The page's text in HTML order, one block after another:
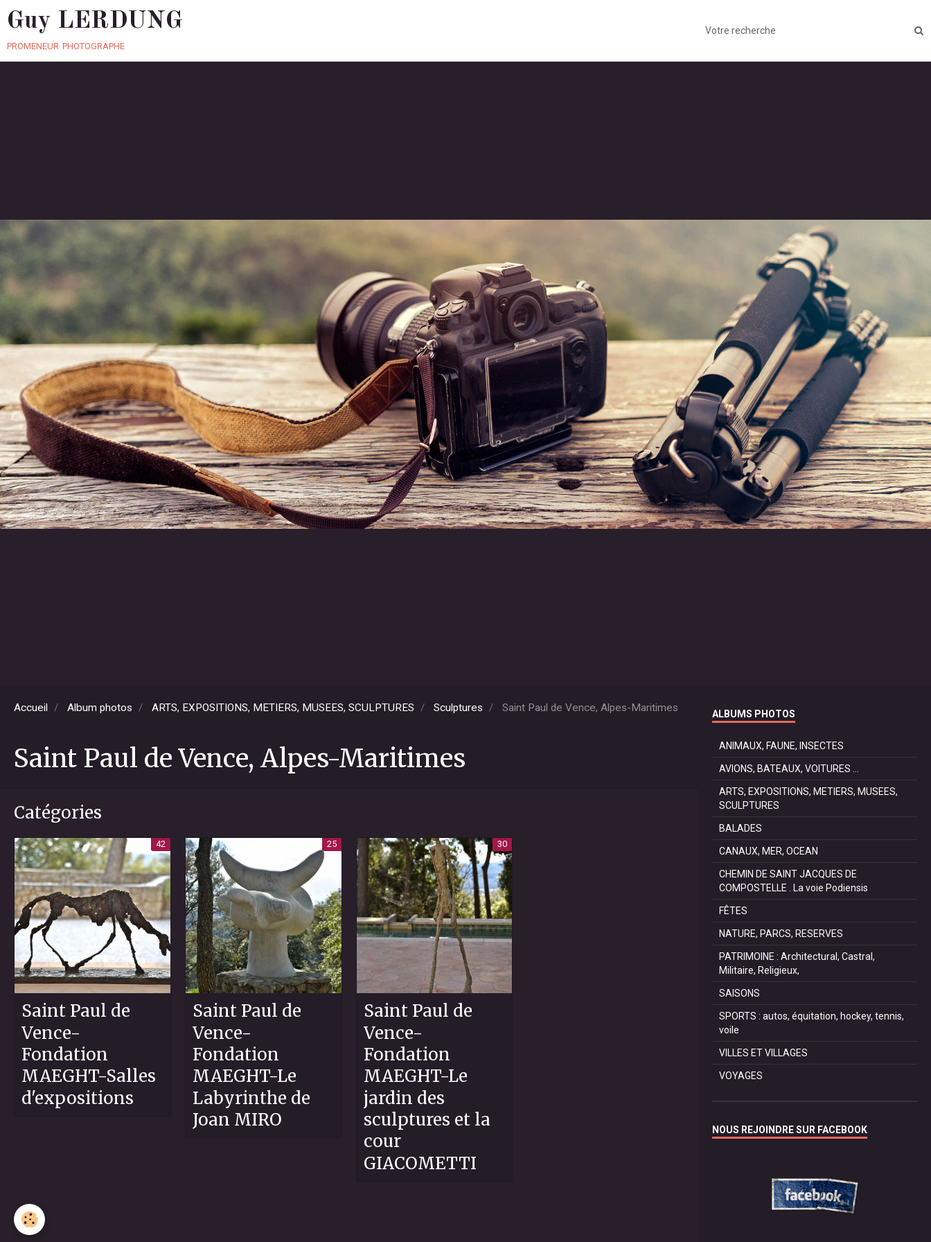
Guy LERDUNG
promeneur photographe
Accueil Album photos ARTS, EXPOSITIONS, METIERS, MUSEES, SCULPTURES Sculptures Saint Paul de Vence, Alpes-Maritimes
Saint Paul de Vence, Alpes-Maritimes
Catégories
42
Saint Paul de
Vence-
Fondation
MAEGHT-Salles
d'expositions
25
Saint Paul de
Vence-
Fondation
MAEGHT-Le
Labyrinthe de
Joan MIRO
30
Saint Paul de
Vence-
Fondation
MAEGHT-Le
jardin des
sculptures et la
cour
GIACOMETTI
ALBUMS PHOTOS
ANIMAUX, FAUNE, INSECTES
AVIONS, BATEAUX, VOITURES ...
ARTS, EXPOSITIONS, METIERS, MUSEES,
SCULPTURES
BALADES
CANAUX, MER, OCEAN
CHEMIN DE SAINT JACQUES DE
COMPOSTELLE . La voie Podiensis
FÊTES
NATURE, PARCS, RESERVES
PATRIMOINE : Architectural, Castral,
Militaire, Religieux,
SAISONS
SPORTS : autos, équitation, hockey, tennis,
voile
VILLES ET VILLAGES
VOYAGES
NOUS REJOINDRE SUR FACEBOOK